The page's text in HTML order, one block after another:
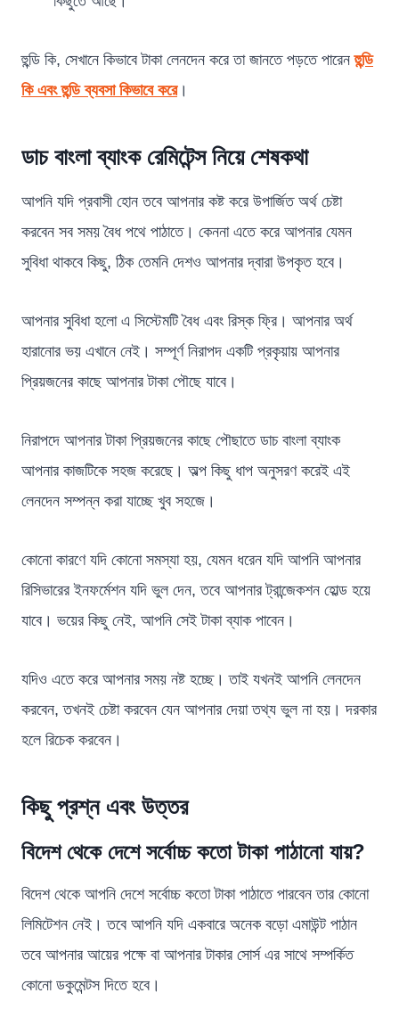
হুন্ডি কি, সেখানে কিভাবে টাকা লেনদেন করে তা জানতে পড়তে পারেনহুন্ডি
কি এবং হুন্ডি ব্যবসা কিভাবে করে।
ডাচ বাংলা ব্যাংক রেমিটেন্স নিয়ে শেষকথা
আপনি যদি প্রবাসী হোন তবে আপনার কষ্ট করে উপার্জিত অর্থ চেষ্টা
করবেন সব সময় বৈধ পথে পাঠাতে। কেননা এতে করে আপনার যেমন
সুবিধা থাকবে কিছু, ঠিক তেমনি দেশও আপনার দ্বারা উপকৃত হবে।
আপনার সুবিধা হলো এ সিস্টেমটি বৈধ এবং রিস্ক ফ্রি। আপনার অর্থ
হারানোর ভয় এখানে নেই। সম্পূর্ণ নিরাপদ একটি প্রকৃয়ায় আপনার
প্রিয়জনের কাছে আপনার টাকা পৌছে যাবে।
নিরাপদে আপনার টাকা প্রিয়জনের কাছে পৌছাতে ডাচ বাংলা ব্যাংক
আপনার কাজটিকে সহজ করেছে। অল্প কিছু ধাপ অনুসরণ করেই এই
লেনদেন সম্পন্ন করা যাচ্ছে খুব সহজে।
কোনো কারণে যদি কোনো সমস্যা হয়, যেমন ধরেন যদি আপনি আপনার
রিসিভারের ইনফর্মেশন যদি ভুল দেন, তবে আপনার ট্রান্জেকশন হোল্ড হয়ে
যাবে। ভয়ের কিছু নেই, আপনি সেই টাকা ব্যাক পাবেন।
যদিও এতে করে আপনার সময় নষ্ট হচ্ছে। তাই যখনই আপনি লেনদেন
করবেন, তখনই চেষ্টা করবেন যেন আপনার দেয়া তথ্য ভুল না হয়। দরকার
হলে রিচেক করবেন।
কিছু প্রশ্ন এবং উত্তর
বিদেশ থেকে দেশে সর্বোচ্চ কতো টাকা পাঠানো যায়?
বিদেশ থেকে আপনি দেশে সর্বোচ্চ কতো টাকা পাঠাতে পারবেন তার কোনো
লিমিটেশন নেই। তবে আপনি যদি একবারে অনেক বড়ো এমাউন্ট পাঠান
তবে আপনার আয়ের পক্ষে বা আপনার টাকার সোর্স এর সাথে সম্পর্কিত
কোনো ডকুমেন্টস দিতে হবে।